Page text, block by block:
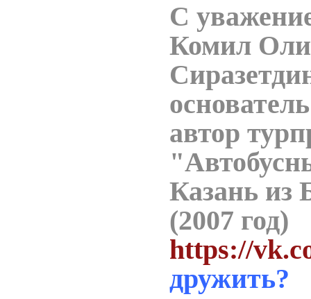
С
Комил
автор
Казань из
(2007 год)
https://
дружить?